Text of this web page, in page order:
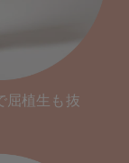
屈植生も抜